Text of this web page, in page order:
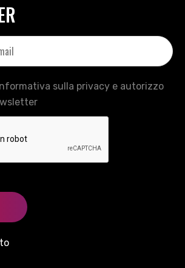
sulla privacy e autorizzo